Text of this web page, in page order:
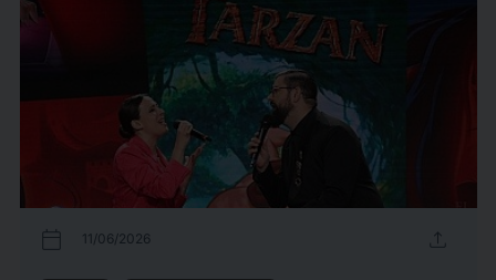
calendar_today 11/06/2026 upload